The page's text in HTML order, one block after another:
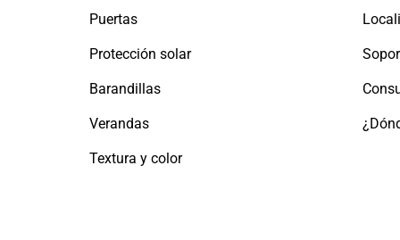
Puertas
Protección solar
Barandillas
Verandas
Textura y color